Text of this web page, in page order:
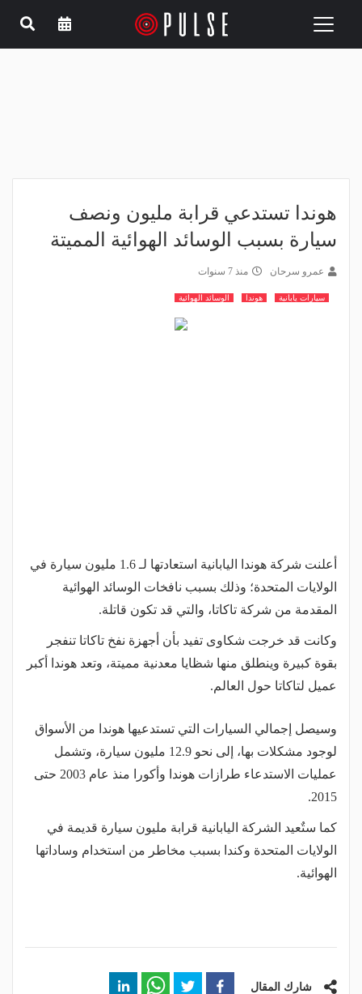
Toggle
هوندا تستدعي قرابة مليون ونصف
سيارة بسبب الوسائد الهوائية المميتة
عمرو سرحان منذ 7 سنوات
سيارات يابانية هوندا الوسائد الهوائية
أعلنت شركة هوندا اليابانية استعادتها لـ 1.6 مليون سيارة في
الولايات المتحدة؛ وذلك بسبب نافخات الوسائد الهوائية
المقدمة من شركة تاكاتا، والتي قد تكون قاتلة.
وكانت قد خرجت شكاوى تفيد بأن أجهزة نفخ تاكاتا تنفجر
بقوة كبيرة وينطلق منها شظايا معدنية مميتة، وتعد هوندا أكبر
عميل لتاكاتا حول العالم.
وسيصل إجمالي السيارات التي تستدعيها هوندا من الأسواق
لوجود مشكلات بها، إلى نحو 12.9 مليون سيارة، وتشمل
عمليات الاستدعاء طرازات هوندا وأكورا منذ عام 2003 حتى
2015.
كما ستٌعيد الشركة اليابانية قرابة مليون سيارة قديمة في
الولايات المتحدة وكندا بسبب مخاطر من استخدام وساداتها
الهوائية.
شارك المقال